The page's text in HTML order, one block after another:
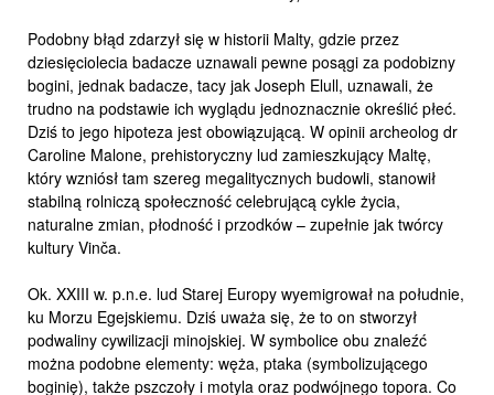
Podobny błąd zdarzył się w historii Malty, gdzie przez
dziesięciolecia badacze uznawali pewne posągi za podobizny
bogini, jednak badacze, tacy jak Joseph Elull, uznawali, że
trudno na podstawie ich wyglądu jednoznacznie określić płeć.
Dziś to jego hipoteza jest obowiązującą. W opinii archeolog dr
Caroline Malone, prehistoryczny lud zamieszkujący Maltę,
który wzniósł tam szereg megalitycznych budowli, stanowił
stabilną rolniczą społeczność celebrującą cykle życia,
naturalne zmian, płodność i przodków – zupełnie jak twórcy
kultury Vinča.
Ok. XXIII w. p.n.e. lud Starej Europy wyemigrował na południe,
ku Morzu Egejskiemu. Dziś uważa się, że to on stworzył
podwaliny cywilizacji minojskiej. W symbolice obu znaleźć
można podobne elementy: węża, ptaka (symbolizującego
boginię), także pszczoły i motyla oraz podwójnego topora. Co